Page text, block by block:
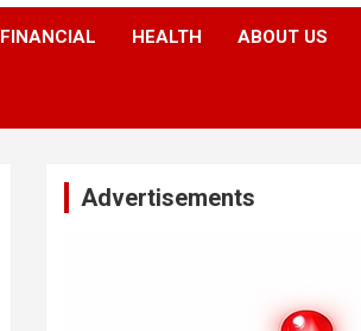
FINANCIAL HEALTH ABOUT US
Advertisements